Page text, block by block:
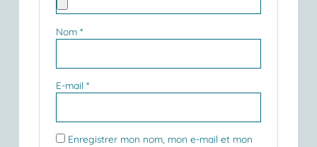
Nom *
E-mail *
Enregistrer mon nom, mon e-mail et mon